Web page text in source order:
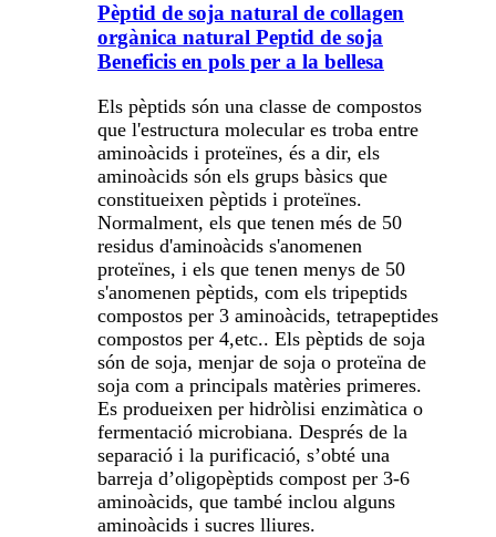
Pèptid de soja natural de collagen
orgànica natural Peptid de soja
Beneficis en pols per a la bellesa
Els pèptids són una classe de compostos
que l'estructura molecular es troba entre
aminoàcids i proteïnes, és a dir, els
aminoàcids són els grups bàsics que
constitueixen pèptids i proteïnes.
Normalment, els que tenen més de 50
residus d'aminoàcids s'anomenen
proteïnes, i els que tenen menys de 50
s'anomenen pèptids, com els tripeptids
compostos per 3 aminoàcids, tetrapeptides
compostos per 4,etc.. Els pèptids de soja
són de soja, menjar de soja o proteïna de
soja com a principals matèries primeres.
Es produeixen per hidròlisi enzimàtica o
fermentació microbiana. Després de la
separació i la purificació, s’obté una
barreja d’oligopèptids compost per 3-6
aminoàcids, que també inclou alguns
aminoàcids i sucres lliures.